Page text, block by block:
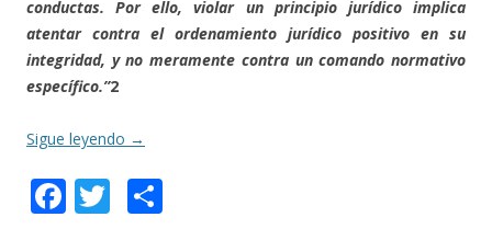
conductas. Por ello, violar un principio jurídico implica
atentar contra el ordenamiento jurídico positivo en su
integridad, y no meramente contra un comando normativo
específico.”2
Sigue leyendo →
F T